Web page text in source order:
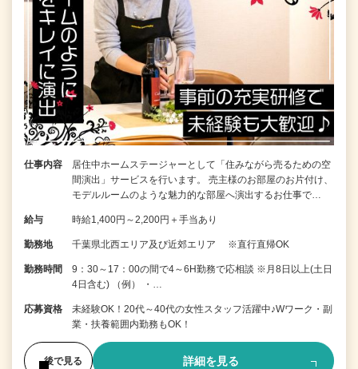
仕事内容
居住中ホームステージャーとして「住みながら売るための空
間演出」サービスを行います。 売主様のお部屋のお片付け、
モデルルームのような魅力的な部屋へ演出するお仕事で…
給与 時給1,400円～2,200円＋手当あり
勤務地 千葉県北西エリア及び近郊エリア ※直行直帰OK
勤務時間
9：30～17：00の間で4～6H勤務で応相談 ※月8日以上(土日
4日含む) （例） ・…
応募資格
未経験OK！20代～40代の女性スタッフ活躍中♪Wワーク・副
業・扶養範囲内勤務もOK！
後で見る 詳細を見る